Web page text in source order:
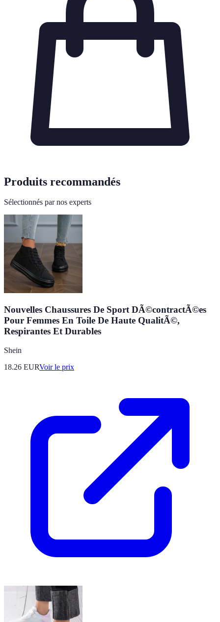
Produits recommandés
Sélectionnés par nos experts
Nouvelles Chaussures De Sport DÃ©contractÃ©es
Pour Femmes En Toile De Haute QualitÃ©,
Respirantes Et Durables
Shein
18.26 EURVoir le prix